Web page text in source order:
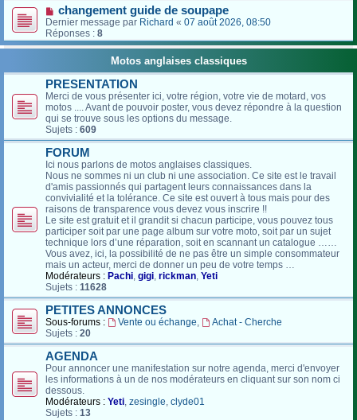
changement guide de soupape
Dernier message par Richard « 07 août 2026, 08:50
Réponses : 8
Motos anglaises classiques
PRESENTATION
Merci de vous présenter ici, votre région, votre vie de motard, vos
motos .... Avant de pouvoir poster, vous devez répondre à la question
qui se trouve sous les options du message.
Sujets : 609
FORUM
Ici nous parlons de motos anglaises classiques.
Nous ne sommes ni un club ni une association. Ce site est le travail
d'amis passionnés qui partagent leurs connaissances dans la
convivialité et la tolérance. Ce site est ouvert à tous mais pour des
raisons de transparence vous devez vous inscrire !!
Le site est gratuit et il grandit si chacun participe, vous pouvez tous
participer soit par une page album sur votre moto, soit par un sujet
technique lors d’une réparation, soit en scannant un catalogue ……
Vous avez, ici, la possibilité de ne pas être un simple consommateur
mais un acteur, merci de donner un peu de votre temps …
Modérateurs : Pachi, gigi, rickman, Yeti
Sujets : 11628
PETITES ANNONCES
Sous-forums : Vente ou échange,
Achat - Cherche
Sujets : 20
AGENDA
Pour annoncer une manifestation sur notre agenda, merci d'envoyer
les informations à un de nos modérateurs en cliquant sur son nom ci
dessous.
Modérateurs : Yeti, zesingle, clyde01
Sujets : 13